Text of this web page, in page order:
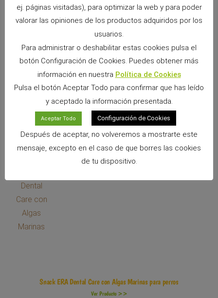
Snack ERA Puppy Training de Salmon con Calendula para cachorros
Ver Producto >>
Snack ERA Dental Care con Algas Marinas para perros
Ver Producto >>
ej. páginas visitadas), para optimizar la web y para poder
valorar las opiniones de los productos adquiridos por los
usuarios.
Para administrar o deshabilitar estas cookies pulsa el
botón Configuración de Cookies. Puedes obtener más
información en nuestra Política de Cookies
Pulsa el botón Aceptar Todo para confirmar que has leído
y aceptado la información presentada.
Aceptar Todo Configuración de Cookies
Después de aceptar, no volveremos a mostrarte este
mensaje, excepto en el caso de que borres las cookies
de tu dispositivo.